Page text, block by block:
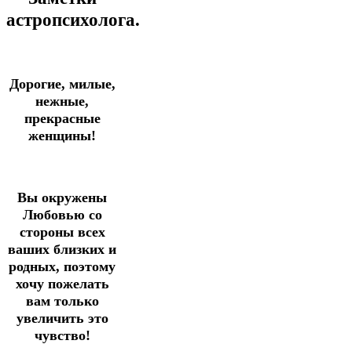
астропсихолога.
Дорогие, милые,
нежные,
прекрасные
женщины!
Вы окружены
Любовью со
стороны всех
ваших близких и
родных, поэтому
хочу пожелать
вам только
увеличить это
чувство!